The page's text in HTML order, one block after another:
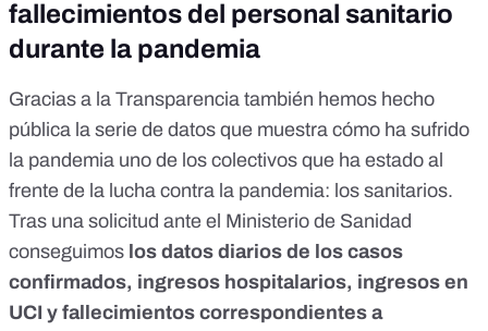
fallecimientos del personal sanitario
durante la pandemia
Gracias a la Transparencia también hemos hecho
pública la serie de datos que muestra cómo ha sufrido
la pandemia uno de los colectivos que ha estado al
frente de la lucha contra la pandemia: los sanitarios.
Tras una solicitud ante el Ministerio de Sanidad
conseguimos los datos diarios de los casos
confirmados, ingresos hospitalarios, ingresos en
UCI y fallecimientos correspondientes a